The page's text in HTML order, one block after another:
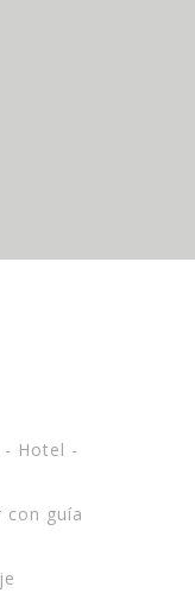
Hotel -
con guía